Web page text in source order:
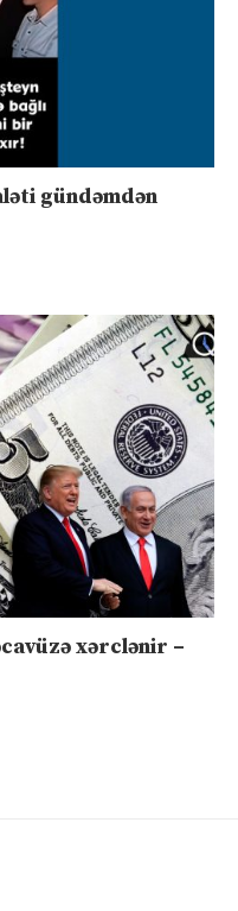
gündəmdən
xərclənir –